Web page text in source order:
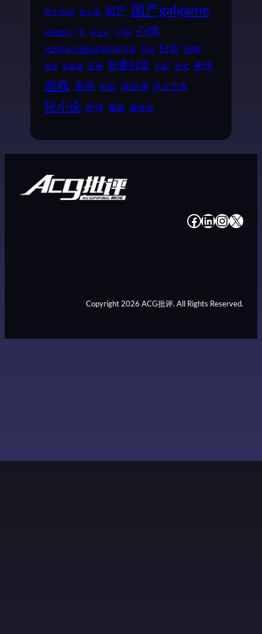
同人作品 同人展 国产 国产galgame
圣地巡礼 宅 安达充 小说 心情
我的青春恋爱物语果然有问题 手游 扫雷 投稿
推理 新海诚 新番 新番扫雷 日剧 杂文 棒球
游戏 漫画 电影 读后感 轻之文库
轻小说 野球 魔都 麻枝准
# # # #
Copyright 2026 ACG批评. All Rights Reserved.